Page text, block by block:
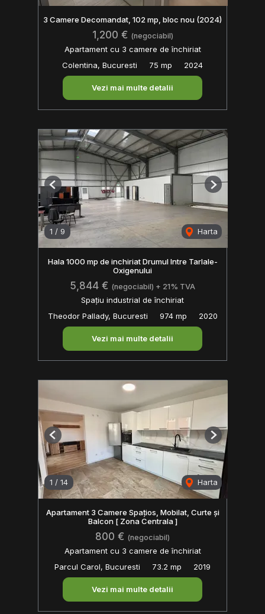
3 Camere Decomandat, 102 mp, bloc nou (2024)
1,200 € (negociabil)
Apartament cu 3 camere de închiriat
Colentina, Bucuresti
75 mp 2024
Vezi mai multe detalii
1 / 9 Harta
Previous Next
Hala 1000 mp de inchiriat Drumul Intre Tarlale-
Oxigenului
5,844 € (negociabil) + 21% TVA
Spațiu industrial de închiriat
Theodor Pallady, Bucuresti
974 mp 2020
Vezi mai multe detalii
1 / 14 Harta
Previous Next
Apartament 3 Camere Spațios, Mobilat, Curte și
Balcon [ Zona Centrala ]
800 € (negociabil)
Apartament cu 3 camere de închiriat
Parcul Carol, Bucuresti
73.2 mp 2019
Vezi mai multe detalii